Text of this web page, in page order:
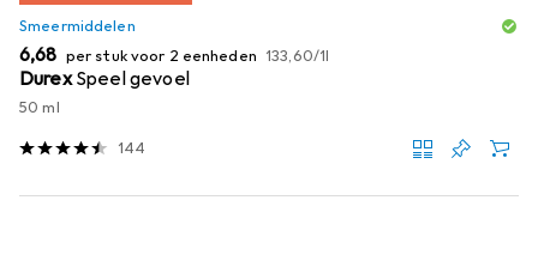
Smeermiddelen
EUR
6,68 per stuk voor 2 eenheden EUR
133,60/1l
Durex Speel gevoel
50 ml
144